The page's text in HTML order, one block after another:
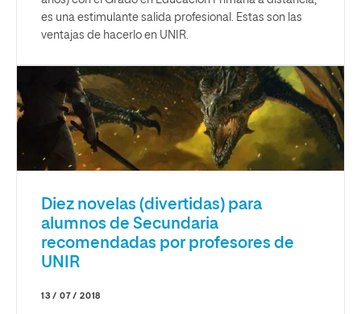
es una estimulante salida profesional. Estas son las
ventajas de hacerlo en UNIR.
Diez novelas (divertidas) para
alumnos de Secundaria
recomendadas por profesores de
UNIR
13 / 07 / 2018